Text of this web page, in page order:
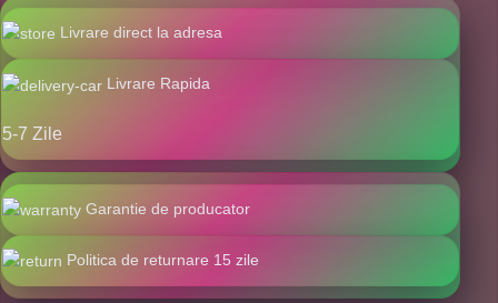
Livrare direct la adresa
Livrare Rapida
5-7 Zile
Garantie de producator
Politica de returnare 15 zile